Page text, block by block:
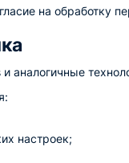
на
аналогичные
настроек;